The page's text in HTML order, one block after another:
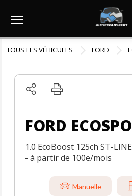
TOUS LES VÉHICULES FORD
FORD
1.0 EcoBoost 125ch ST-
- à partir de 100e/mois
Manuelle